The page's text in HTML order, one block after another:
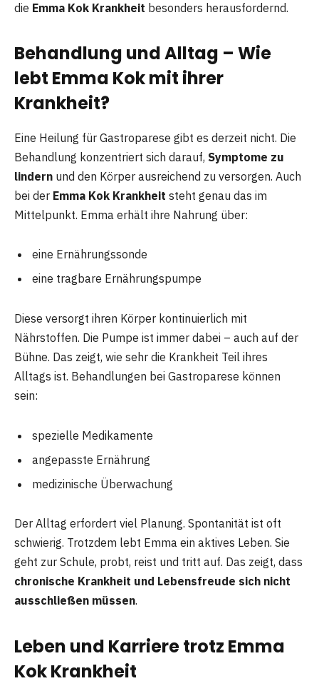
die Emma Kok Krankheit besonders herausfordernd.
Behandlung und Alltag – Wie
lebt Emma Kok mit ihrer
Krankheit?
Eine Heilung für Gastroparese gibt es derzeit nicht. Die
Behandlung konzentriert sich darauf, Symptome zu
lindern und den Körper ausreichend zu versorgen. Auch
bei der Emma Kok Krankheit steht genau das im
Mittelpunkt. Emma erhält ihre Nahrung über:
eine Ernährungssonde
eine tragbare Ernährungspumpe
Diese versorgt ihren Körper kontinuierlich mit
Nährstoffen. Die Pumpe ist immer dabei – auch auf der
Bühne. Das zeigt, wie sehr die Krankheit Teil ihres
Alltags ist. Behandlungen bei Gastroparese können
sein:
spezielle Medikamente
angepasste Ernährung
medizinische Überwachung
Der Alltag erfordert viel Planung. Spontanität ist oft
schwierig. Trotzdem lebt Emma ein aktives Leben. Sie
geht zur Schule, probt, reist und tritt auf. Das zeigt, dass
chronische Krankheit und Lebensfreude sich nicht
ausschließen müssen.
Leben und Karriere trotz Emma
Kok Krankheit